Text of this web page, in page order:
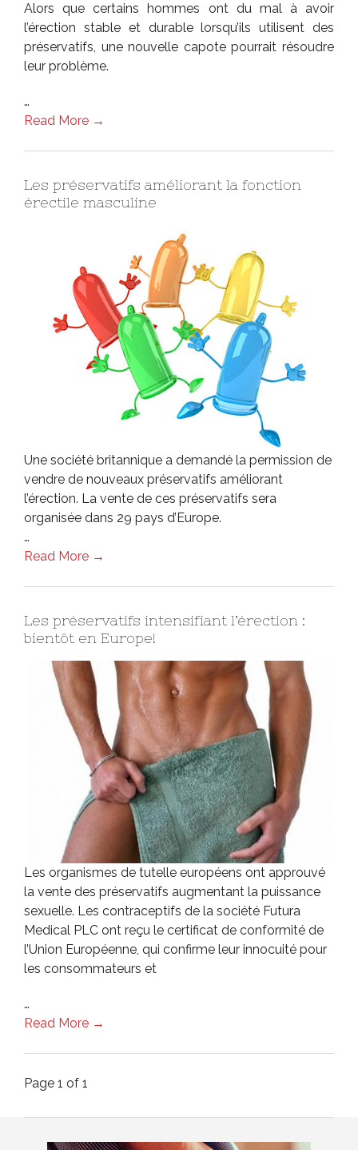
Alors que certains hommes ont du mal à avoir
l’érection stable et durable lorsqu’ils utilisent des
préservatifs, une nouvelle capote pourrait résoudre
leur problème.
…
Read More →
Les préservatifs améliorant la fonction
érectile masculine
Une société britannique a demandé la permission de
vendre de nouveaux préservatifs améliorant
l’érection. La vente de ces préservatifs sera
organisée dans 29 pays d’Europe.
…
Read More →
Les préservatifs intensifiant l’érection :
bientôt en Europe!
Les organismes de tutelle européens ont approuvé
la vente des préservatifs augmentant la puissance
sexuelle. Les contraceptifs de la société Futura
Medical PLC ont reçu le certificat de conformité de
l’Union Européenne, qui confirme leur innocuité pour
les consommateurs et
…
Read More →
Page 1 of 1